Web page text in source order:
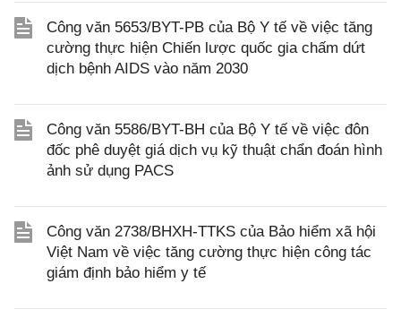
Công văn 5653/BYT-PB của Bộ Y tế về việc tăng
cường thực hiện Chiến lược quốc gia chấm dứt
dịch bệnh AIDS vào năm 2030
Công văn 5586/BYT-BH của Bộ Y tế về việc đôn
đốc phê duyệt giá dịch vụ kỹ thuật chẩn đoán hình
ảnh sử dụng PACS
Công văn 2738/BHXH-TTKS của Bảo hiểm xã hội
Việt Nam về việc tăng cường thực hiện công tác
giám định bảo hiểm y tế